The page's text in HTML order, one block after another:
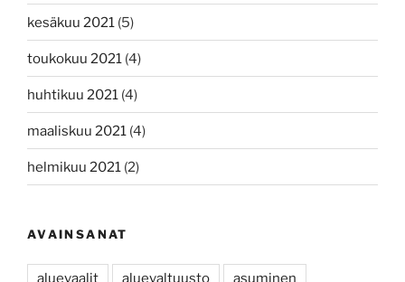
kesäkuu 2021 (5)
toukokuu 2021 (4)
huhtikuu 2021 (4)
maaliskuu 2021 (4)
helmikuu 2021 (2)
AVAINSANAT
aluevaalit aluevaltuusto asuminen